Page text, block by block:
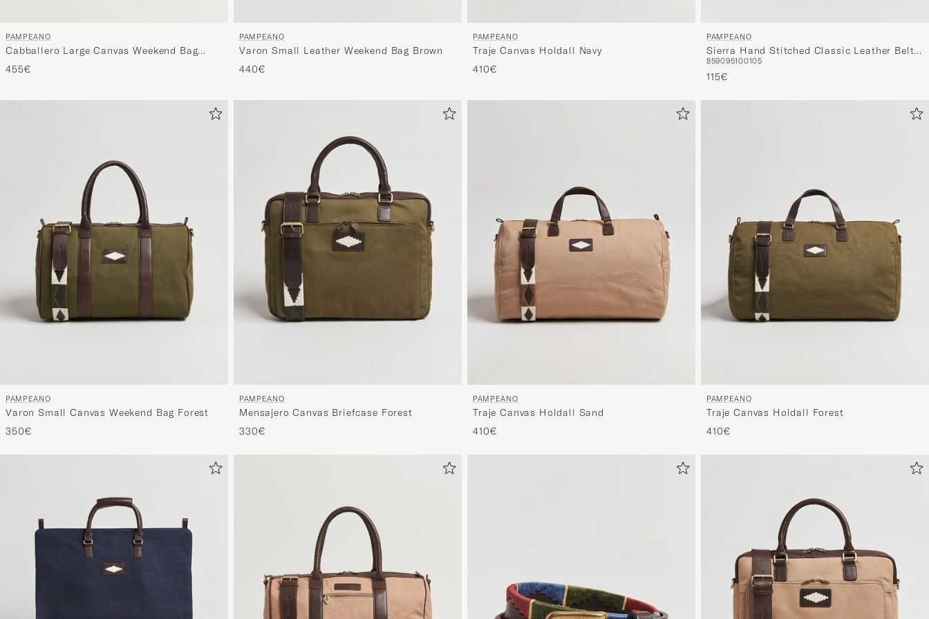
PAMPEANO
Cabballero Large Canvas Weekend Bag
Khaki
455€
PAMPEANO
Varon Small Leather Weekend Bag Brown
440€
PAMPEANO
Traje Canvas Holdall Navy
410€
PAMPEANO
Sierra Hand Stitched Classic Leather Belt
3,5cm Black
859095100105
115€
PAMPEANO
Varon Small Canvas Weekend Bag Forest
350€
PAMPEANO
Mensajero Canvas Briefcase Forest
330€
PAMPEANO
Traje Canvas Holdall Sand
410€
PAMPEANO
Traje Canvas Holdall Forest
410€